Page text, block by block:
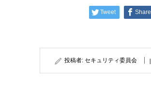
Tweet Share
投稿者: セキュリティ委員会